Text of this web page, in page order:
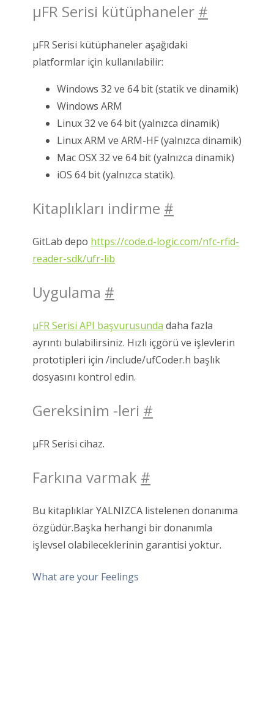
μFR Serisi kütüphaneler #
μFR Serisi kütüphaneler aşağıdaki
platformlar için kullanılabilir:
Windows 32 ve 64 bit (statik ve dinamik)
Windows ARM
Linux 32 ve 64 bit (yalnızca dinamik)
Linux ARM ve ARM-HF (yalnızca dinamik)
Mac OSX 32 ve 64 bit (yalnızca dinamik)
iOS 64 bit (yalnızca statik).
Kitaplıkları indirme #
GitLab depo https://code.d-logic.com/nfc-rfid-
reader-sdk/ufr-lib
Uygulama #
μFR Serisi API başvurusunda daha fazla
ayrıntı bulabilirsiniz. Hızlı içgörü ve işlevlerin
prototipleri için /include/ufCoder.h başlık
dosyasını kontrol edin.
Gereksinim -leri #
μFR Serisi cihaz.
Farkına varmak #
Bu kitaplıklar YALNIZCA listelenen donanıma
özgüdür.Başka herhangi bir donanımla
işlevsel olabileceklerinin garantisi yoktur.
What are your Feelings